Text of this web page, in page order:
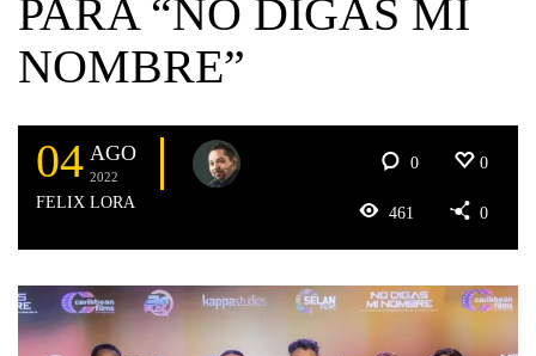
PARA “NO DIGAS MI
NOMBRE”
04 AGO
2022
FELIX LORA
0 0
461 0